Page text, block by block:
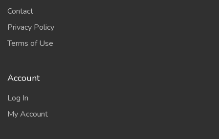
Contact
Privacy Policy
Terms of Use
Account
Log In
My Account